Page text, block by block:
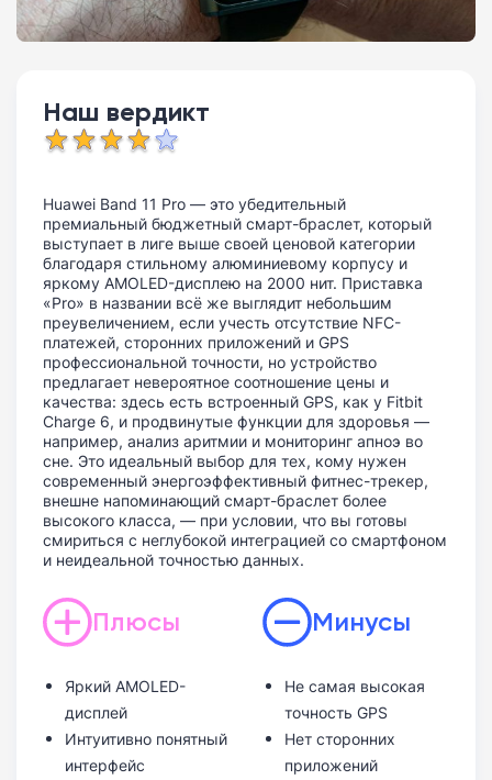
Наш вердикт
Huawei Band 11 Pro — это убедительный
премиальный бюджетный смарт-браслет, который
выступает в лиге выше своей ценовой категории
благодаря стильному алюминиевому корпусу и
яркому AMOLED-дисплею на 2000 нит. Приставка
«Pro» в названии всё же выглядит небольшим
преувеличением, если учесть отсутствие NFC-
платежей, сторонних приложений и GPS
профессиональной точности, но устройство
предлагает невероятное соотношение цены и
качества: здесь есть встроенный GPS, как у Fitbit
Charge 6, и продвинутые функции для здоровья —
например, анализ аритмии и мониторинг апноэ во
сне. Это идеальный выбор для тех, кому нужен
современный энергоэффективный фитнес-трекер,
внешне напоминающий смарт-браслет более
высокого класса, — при условии, что вы готовы
смириться с неглубокой интеграцией со смартфоном
и неидеальной точностью данных.
Плюсы
Яркий AMOLED-
дисплей
Интуитивно понятный
интерфейс
Минусы
Не самая высокая
точность GPS
Нет сторонних
приложений